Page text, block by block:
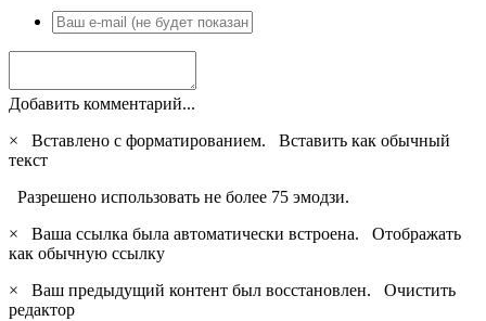
Добавить комментарий...
×
Вставлено с форматированием. Вставить как обычный
текст
Разрешено использовать не более 75 эмодзи.
×
Ваша ссылка была автоматически встроена. Отображать
как обычную ссылку
×
Ваш предыдущий контент был восстановлен. Очистить
редактор